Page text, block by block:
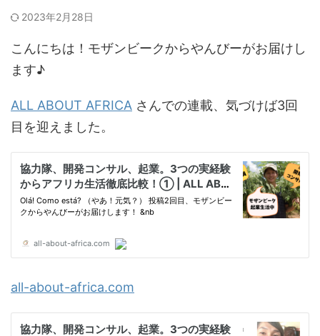
2023年2月28日
こんにちは！モザンビークからやんびーがお届けし
ます♪
ALL ABOUT AFRICA さんでの連載、気づけば3回
目を迎えました。
all-about-africa.com